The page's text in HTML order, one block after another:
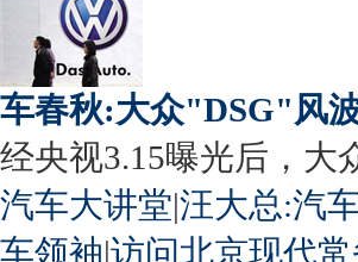
车春秋:大众"DSG"风
经央视3.15曝光后，大
汽车大讲堂|汪大总:汽
车领袖|访问北京现代